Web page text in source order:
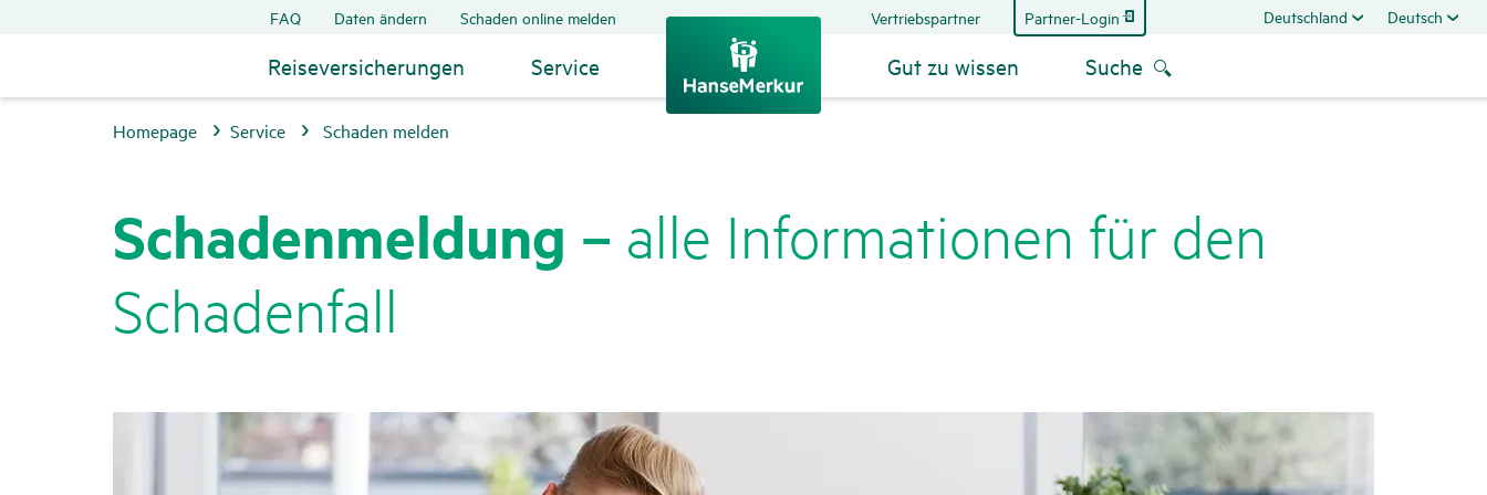
FAQ Daten ändern Schaden online melden Vertriebspartner Partner-Login Deutschland Deutsch
Reiseversicherungen Service Gut zu wissen Suche
Homepage Service Schaden melden
Scha­den­mel­dung – alle Infor­ma­tionen für den
Scha­den­fall